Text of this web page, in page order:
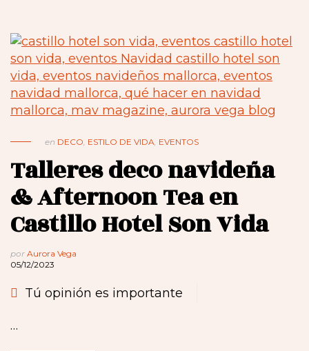
en DECO, ESTILO DE VIDA, EVENTOS
Talleres deco navideña
& Afternoon Tea en
Castillo Hotel Son Vida
por Aurora Vega
05/12/2023
Tú opinión es importante
…